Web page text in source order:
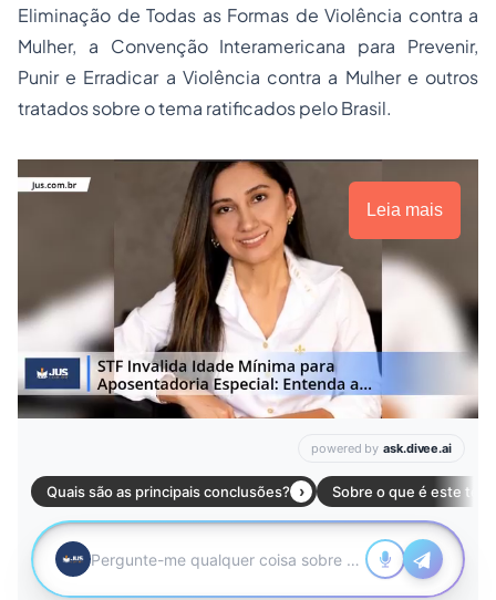
Eliminação de Todas as Formas de Violência contra a
Mulher, a Convenção Interamericana para Prevenir,
Punir e Erradicar a Violência contra a Mulher e outros
tratados sobre o tema ratificados pelo Brasil.
Leia mais